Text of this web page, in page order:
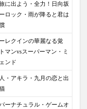
に出よう・全力！日向坂
ロック・雨が降ると君は
レクインの華麗なる覚
マンvsスーパーマン・ミ
ンド
・アキラ・九月の恋と出
ーナチュラル・ゲームオ